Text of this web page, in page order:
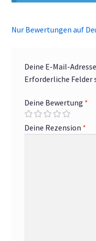
Nur Bewertungen auf
Deine E-Mail-
Erforderliche Felder
Deine Bewertung *
Deine Rezension *